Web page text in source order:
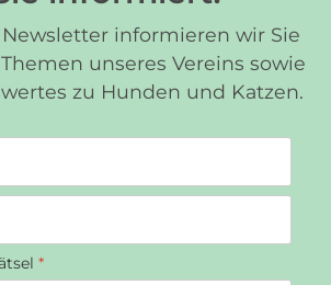
informieren wir Sie
unseres Vereins sowie
zu Hunden und Katzen.
*